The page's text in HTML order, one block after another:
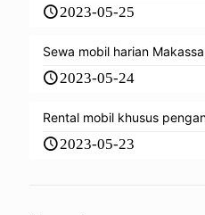
2023-05-25
Sewa mobil harian
2023-05-24
Rental mobil khusus
2023-05-23